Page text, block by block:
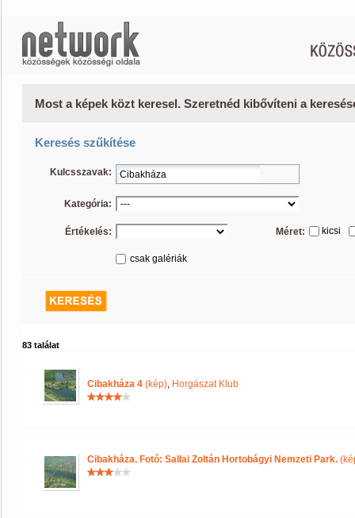
Most a képek közt keresel. Szeretnéd kibővíteni a
Keresés szűkítése
Kulcsszavak:
Kategória:
Értékelés: Méret: kicsi
csak galériák
83 találat
Cibakháza 4 (kép), Horgászat Klub
Cibakháza. Fotó: Sallai Zoltán Hortobágyi Nemzeti Park.